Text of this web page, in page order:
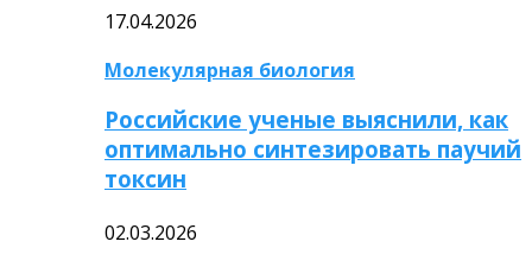
17.04.2026
Молекулярная биология
Российские ученые выяснили, как
оптимально синтезировать паучий
токсин
02.03.2026